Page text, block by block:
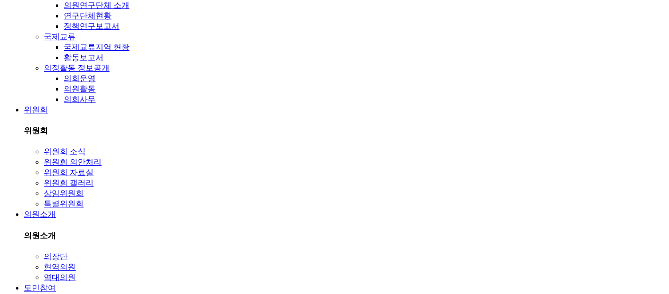
의원연구단체 소개
연구단체현황
정책연구보고서
국제교류
국제교류지역 현황
활동보고서
의정활동 정보공개
의회운영
의원활동
의회사무
위원회
위원회
위원회 소식
위원회 의안처리
위원회 자료실
위원회 갤러리
상임위원회
특별위원회
의원소개
의원소개
의장단
현역의원
역대의원
도민참여